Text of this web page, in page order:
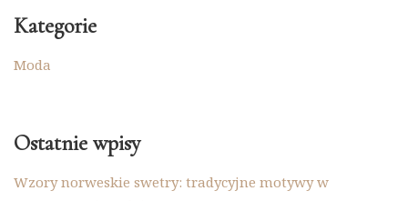
Kategorie
Moda
Ostatnie wpisy
Wzory norweskie swetry: tradycyjne motywy w